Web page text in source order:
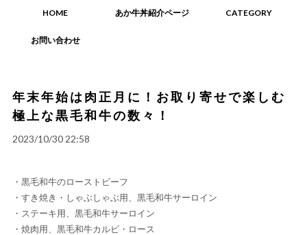
HOME あか牛丼紹介ページ CATEGORY
お問い合わせ
年末年始は肉正月に！お取り寄せで楽しむ
極上な黒毛和牛の数々！
2023/10/30 22:58
・黒毛和牛のローストビーフ
・すき焼き・しゃぶしゃぶ用、黒毛和牛サーロイン
・ステーキ用、黒毛和牛サーロイン
・焼肉用、黒毛和牛カルビ・ロース